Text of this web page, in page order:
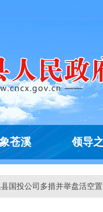
苍溪 领导
县国投公司多措并举盘活空